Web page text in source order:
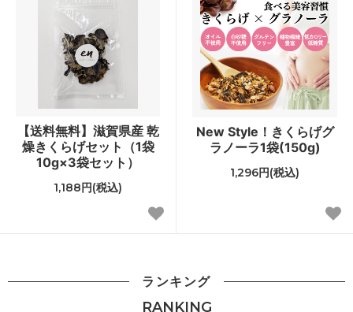
【送料無料】滋賀県産 乾
燥きくらげセット（1袋
10g×3袋セット）
1,188円(税込)
New Style！きくらげグ
ラノーラ1袋(150g)
1,296円(税込)
ランキング
RANKING